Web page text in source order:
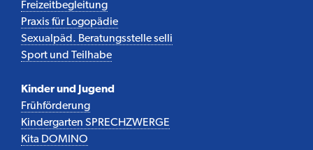
Freizeitbegleitung
Praxis für Logopädie
Sexualpäd. Beratungsstelle selli
Sport und Teilhabe
Kinder und Jugend
Frühförderung
Kindergarten SPRECHZWERGE
Kita DOMINO